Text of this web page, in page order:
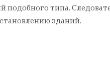
подобного типа.
зданий.